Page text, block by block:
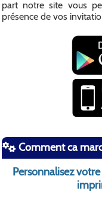
part notre site vous
présence de vos
Comment ca
Personnalisez